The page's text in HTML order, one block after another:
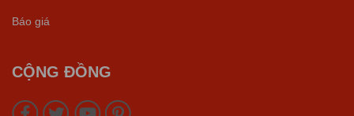
Báo giá
CỘNG ĐỒNG